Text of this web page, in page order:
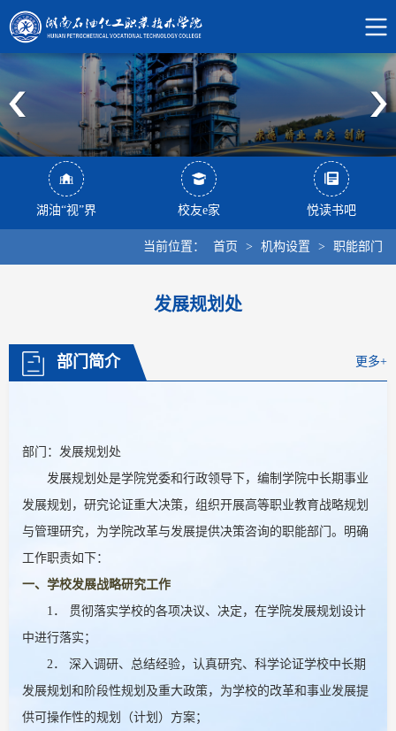
湖油“视”界 校友e家 悦读书吧
当前位置： 首页 > 机构设置 > 职能部门
发展规划处
部门简介 更多+
部门：发展规划处
发展规划处是学院党委和行政领导下，编制学院中长期事业
发展规划，研究论证重大决策，组织开展高等职业教育战略规划
与管理研究，为学院改革与发展提供决策咨询的职能部门。明确
工作职责如下：
一、学校发展战略研究工作
1． 贯彻落实学校的各项决议、决定，在学院发展规划设计
中进行落实；
2． 深入调研、总结经验，认真研究、科学论证学校中长期
发展规划和阶段性规划及重大政策，为学校的改革和事业发展提
供可操作性的规划（计划）方案；